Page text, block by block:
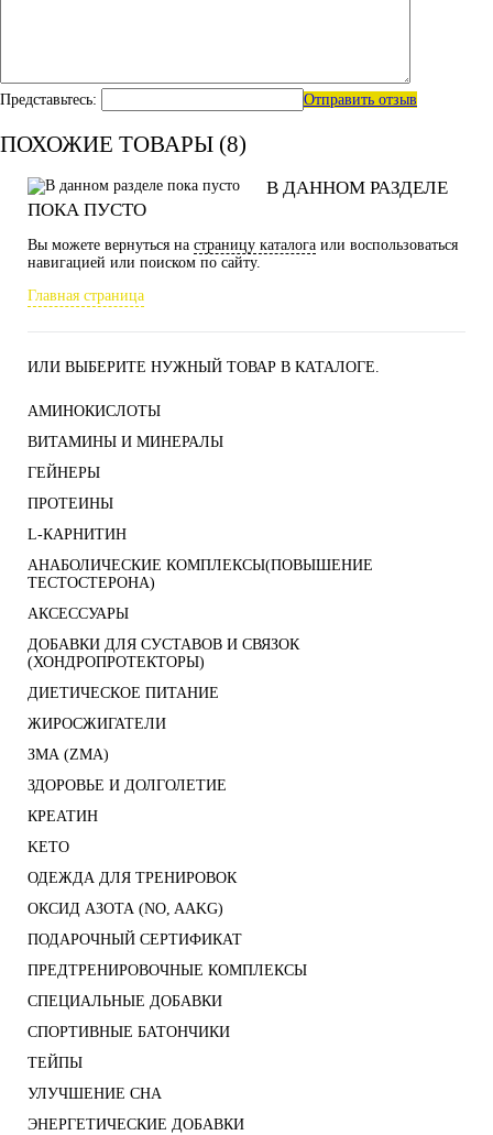
Представьтесь: Отправить отзыв
ПОХОЖИЕ ТОВАРЫ (8)
В ДАННОМ РАЗДЕЛЕ
ПОКА ПУСТО
Вы можете вернуться на страницу каталога или воспользоваться
навигацией или поиском по сайту.
Главная страница
ИЛИ ВЫБЕРИТЕ НУЖНЫЙ ТОВАР В КАТАЛОГЕ.
АМИНОКИСЛОТЫ
ВИТАМИНЫ И МИНЕРАЛЫ
ГЕЙНЕРЫ
ПРОТЕИНЫ
L-КАРНИТИН
АНАБОЛИЧЕСКИЕ КОМПЛЕКСЫ(ПОВЫШЕНИЕ
ТЕСТОСТЕРОНА)
АКСЕССУАРЫ
ДОБАВКИ ДЛЯ СУСТАВОВ И СВЯЗОК
(ХОНДРОПРОТЕКТОРЫ)
ДИЕТИЧЕСКОЕ ПИТАНИЕ
ЖИРОСЖИГАТЕЛИ
ЗМА (ZMA)
ЗДОРОВЬЕ И ДОЛГОЛЕТИЕ
КРЕАТИН
KETO
ОДЕЖДА ДЛЯ ТРЕНИРОВОК
ОКСИД АЗОТА (NO, AAKG)
ПОДАРОЧНЫЙ СЕРТИФИКАТ
ПРЕДТРЕНИРОВОЧНЫЕ КОМПЛЕКСЫ
СПЕЦИАЛЬНЫЕ ДОБАВКИ
СПОРТИВНЫЕ БАТОНЧИКИ
ТЕЙПЫ
УЛУЧШЕНИЕ СНА
ЭНЕРГЕТИЧЕСКИЕ ДОБАВКИ